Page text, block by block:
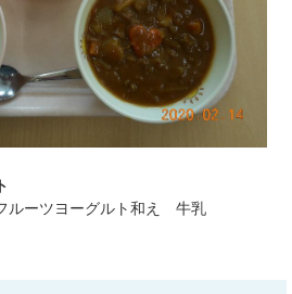
ーツヨーグルト和え 牛乳